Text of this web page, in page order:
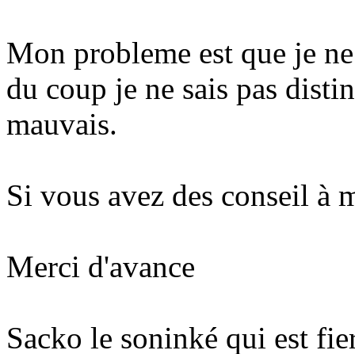
Mon probleme est que je
du coup je ne sais pas
mauvais.
Si vous avez des conseil à
Merci d'avance
Sacko le soninké qui est